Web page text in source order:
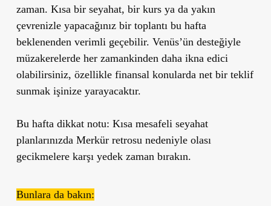
zaman. Kısa bir seyahat, bir kurs ya da yakın
çevrenizle yapacağınız bir toplantı bu hafta
beklenenden verimli geçebilir. Venüs’ün desteğiyle
müzakerelerde her zamankinden daha ikna edici
olabilirsiniz, özellikle finansal konularda net bir teklif
sunmak işinize yarayacaktır.
Bu hafta dikkat notu: Kısa mesafeli seyahat
planlarınızda Merkür retrosu nedeniyle olası
gecikmelere karşı yedek zaman bırakın.
Bunlara da bakın: